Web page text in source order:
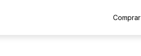
Comprar